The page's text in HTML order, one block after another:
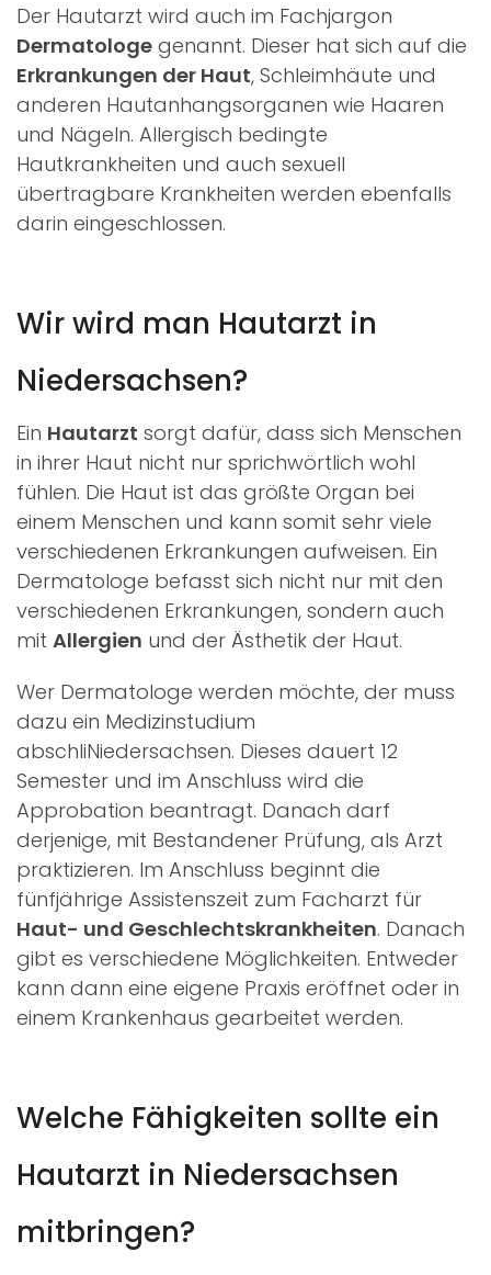
Der Hautarzt wird auch im Fachjargon
Dermatologe genannt. Dieser hat sich auf die
Erkrankungen der Haut, Schleimhäute und
anderen Hautanhangsorganen wie Haaren
und Nägeln. Allergisch bedingte
Hautkrankheiten und auch sexuell
übertragbare Krankheiten werden ebenfalls
darin eingeschlossen.
Wir wird man Hautarzt in
Niedersachsen?
Ein Hautarzt sorgt dafür, dass sich Menschen
in ihrer Haut nicht nur sprichwörtlich wohl
fühlen. Die Haut ist das größte Organ bei
einem Menschen und kann somit sehr viele
verschiedenen Erkrankungen aufweisen. Ein
Dermatologe befasst sich nicht nur mit den
verschiedenen Erkrankungen, sondern auch
mit Allergien und der Ästhetik der Haut.
Wer Dermatologe werden möchte, der muss
dazu ein Medizinstudium
abschliNiedersachsen. Dieses dauert 12
Semester und im Anschluss wird die
Approbation beantragt. Danach darf
derjenige, mit Bestandener Prüfung, als Arzt
praktizieren. Im Anschluss beginnt die
fünfjährige Assistenszeit zum Facharzt für
Haut- und Geschlechtskrankheiten. Danach
gibt es verschiedene Möglichkeiten. Entweder
kann dann eine eigene Praxis eröffnet oder in
einem Krankenhaus gearbeitet werden.
Welche Fähigkeiten sollte ein
Hautarzt in Niedersachsen
mitbringen?